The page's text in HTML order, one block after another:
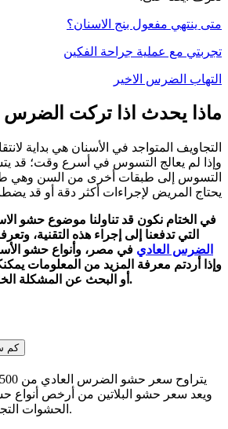
متى ينتهي مفعول بنج الاسنان؟
تجربتي مع عملية جراحة الفكين
التهاب الضرس الاخير
ماذا يحدث اذا تركت
التجاويف المتواجد في الأسنان هي بداية
وإذا لم يعالج التسوس في أسرع وقت؛ قد
التسوس إلى طبقات أخرى من السن وهي
يحتاج المريض لإجراءات أكثر دقة أو قد
في الختام نكون قد تناولنا موضوع حشو
التي تدفعنا إلى إجراء هذه التقنية،
الضرس العادي في مصر، وأنواع حشو
وإذا أردتم معرفة المزيد من المعلومات
أو البحث عن المشكلة الخاصة بكم في ويب دنتال.
كم
ويعد سعر حشو البلاتين من أرخص أنواع
الحشوات التجميلية من أكثرها ارتفاعًا.